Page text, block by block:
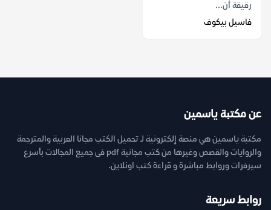
رقيقة أن...
فاسيل بيكوف
عن مكتبة ياسمين
مكتبة ياسمين هي منصة إلكترونية لـ تحميل الكتب مجانا العربية والمترجمة
والروايات والقصص وغيرها من كتب مجانية pdf فى جميع المجالات بأسرع
سيرفرات وروابط مباشرة و قراءة كتب اونلاين.
روابط سريعة